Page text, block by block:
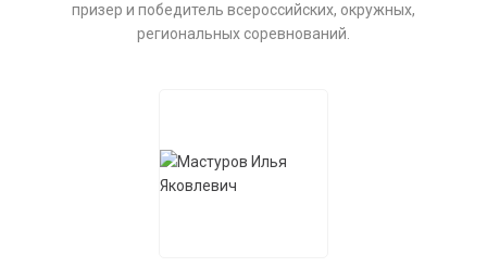
призер и победитель всероссийских, окружных,
региональных соревнований.